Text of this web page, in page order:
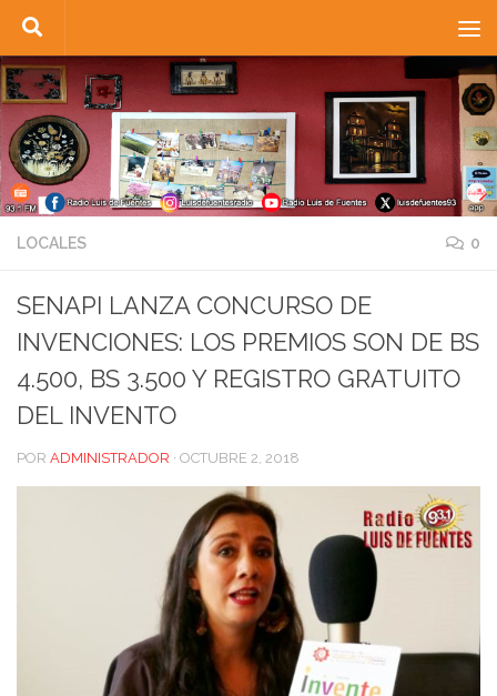
Saltar al contenido
LOCALES 0
SENAPI LANZA CONCURSO DE
INVENCIONES: LOS PREMIOS SON DE BS
4.500, BS 3.500 Y REGISTRO GRATUITO
DEL INVENTO
POR ADMINISTRADOR · OCTUBRE 2, 2018